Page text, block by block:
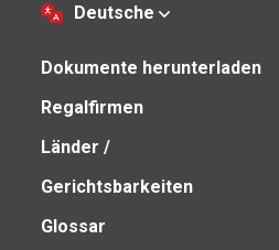
Deutsche
Dokumente herunterladen
Regalfirmen
Länder /
Gerichtsbarkeiten
Glossar